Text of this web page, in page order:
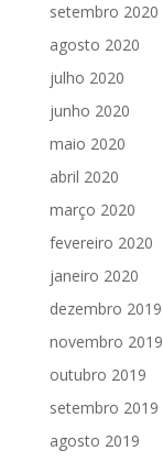
setembro 2020
agosto 2020
julho 2020
junho 2020
maio 2020
abril 2020
março 2020
fevereiro 2020
janeiro 2020
dezembro 2019
novembro 2019
outubro 2019
setembro 2019
agosto 2019